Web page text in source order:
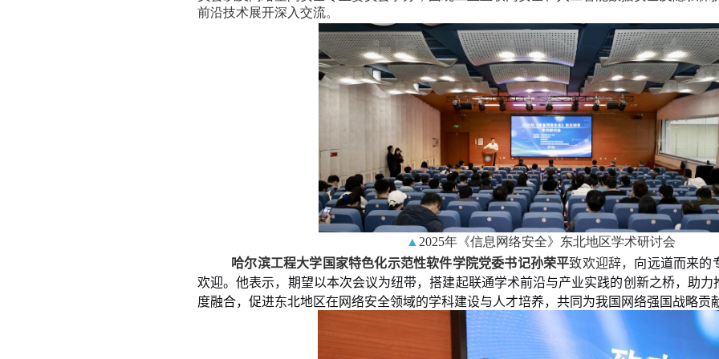
前沿技术展开深入交流。
▲ 2025年《信息网络安全》东北地区学术研讨会
哈尔滨工程大学国家特色化示范性软件学院党委书记孙荣平致欢迎辞， 向远道而来的
欢迎。他表示，期望以本次会议为纽带，搭建起联通学术前沿与产业实践的创新之桥，助
度融合，促进东北地区在网络安全领域的学科建设与人才培养，共同为我国网络强国战略贡